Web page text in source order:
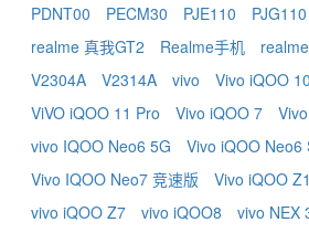
PDNT00
PECM30 PJE110 PJG110
realme 真我GT2
Realme手机
V2304A
V2314A vivo Vivo iQOO 10
ViVO iQOO 11 Pro
Vivo iQOO 7
vivo IQOO Neo6 5G
Vivo iQOO Neo6
Vivo IQOO Neo7 竞速版
Vivo iQOO Z1
vivo iQOO Z7
vivo iQOO8 vivo NEX